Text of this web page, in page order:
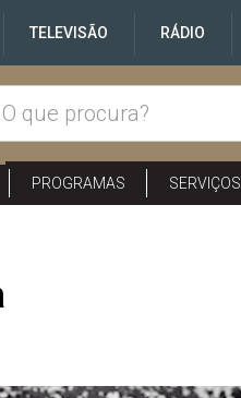
TELEVISÃO RÁDIO
PROGRAMAS SERVIÇOS